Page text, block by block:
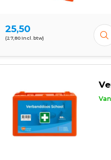
25,50
(27,80 Incl. btw)